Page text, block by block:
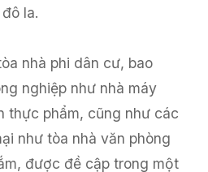
la.
nhà phi dân cư, bao
nghiệp như nhà máy
thực phẩm, cũng như các
như tòa nhà văn phòng
được đề cập trong một